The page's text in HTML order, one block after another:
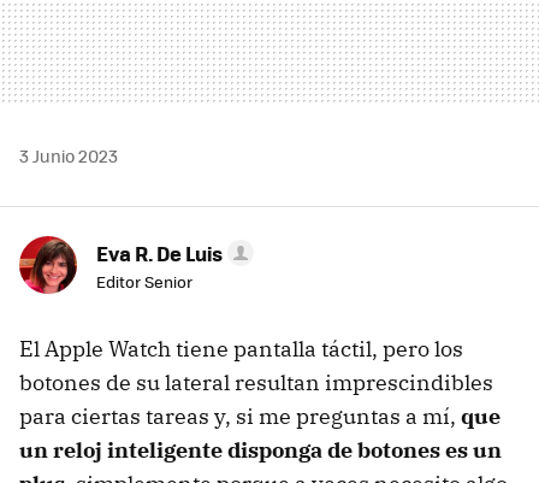
3 Junio 2023
Eva R. De Luis
Editor Senior
El Apple Watch tiene pantalla táctil, pero los
botones de su lateral resultan imprescindibles
para ciertas tareas y, si me preguntas a mí, que
un reloj inteligente disponga de botones es un